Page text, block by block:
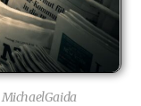
MichaelGaida